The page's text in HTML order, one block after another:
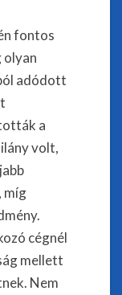
fontos
olyan
adódott
a
volt,
míg
cégnél
mellett
Nem